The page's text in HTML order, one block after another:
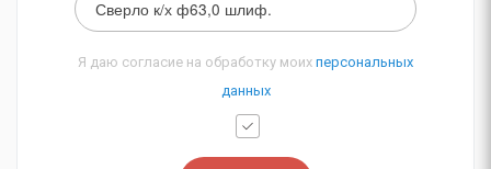
Я даю согласие на обработку моих персональных
данных